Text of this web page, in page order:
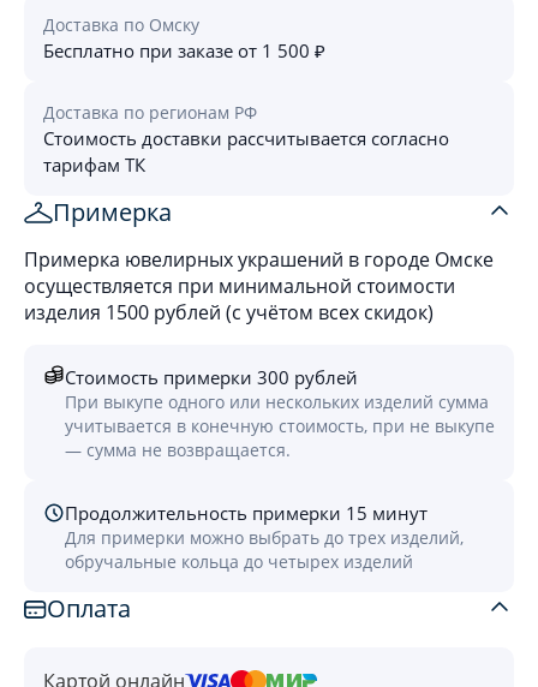
Доставка по Омску
Бесплатно при заказе от 1 500 ₽
Доставка по регионам РФ
Стоимость доставки рассчитывается согласно
тарифам ТК
Примерка
Примерка ювелирных украшений в городе Омске
осуществляется при минимальной стоимости
изделия 1500 рублей (с учётом всех скидок)
Стоимость примерки 300 рублей
При выкупе одного или нескольких изделий сумма
учитывается в конечную стоимость, при не выкупе
— сумма не возвращается.
Продолжительность примерки 15 минут
Для примерки можно выбрать до трех изделий,
обручальные кольца до четырех изделий
Оплата
Картой онлайн